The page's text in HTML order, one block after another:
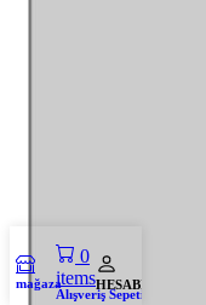
mağaza
0
items
Alışveriş Sepeti
HESABIM